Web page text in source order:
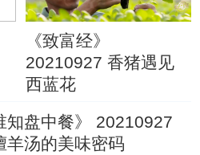
《致富经》
20210927 香猪遇见
西蓝花
知盘中餐》 20210927
羊汤的美味密码